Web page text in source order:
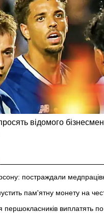
постраждали
пам'ятну монету на
першокласників виплатять